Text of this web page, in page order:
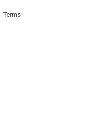
Terms